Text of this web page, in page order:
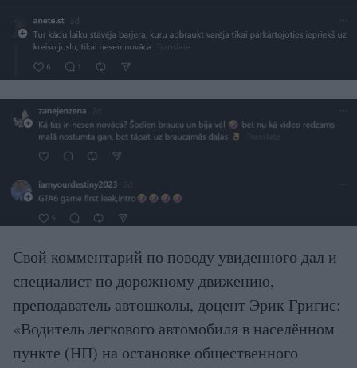
Свой комментарий по поводу увиденного дал и
специалист по дорожному движению,
преподаватель автошколы, доцент Эрик Григис:
«Водитель легкового автомобиля в населённом
пункте (НП) на остановке общественного